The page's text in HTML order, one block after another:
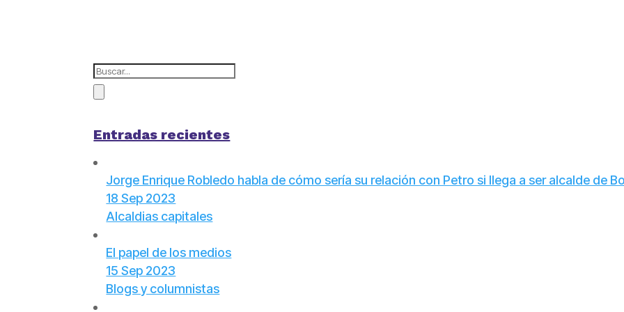
Entradas recientes
Jorge Enrique Robledo habla de cómo sería su relación con Petro si llega a ser alcalde de
18 Sep 2023
Alcaldias capitales
El papel de los medios
15 Sep 2023
Blogs y columnistas